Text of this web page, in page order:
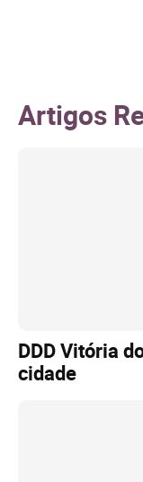
Artigos
DDD Vitória
cidade